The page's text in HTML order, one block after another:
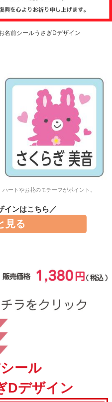
て
よくある質問
商品ガイド
会社概要
お問い合わせ
会員登録
名前シールうさぎDデザイン
ートやお花のモチーフがポイント。
インはこちら／
見る
ール
Dデザイン